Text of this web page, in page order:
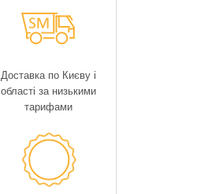
Доставка по Києву і
області за низькими
тарифами